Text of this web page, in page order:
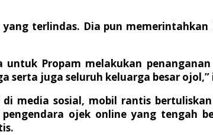
terlindas. Dia pun
Propam melakukan
serta juga seluruh keluarga besar ojol,”
media sosial, mobil rantis
ojek online yang tengah